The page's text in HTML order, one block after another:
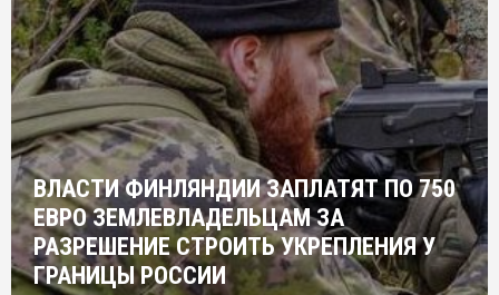
ВЛАСТИ ФИНЛЯНДИИ ЗАПЛАТЯТ ПО 750
ЕВРО ЗЕМЛЕВЛАДЕЛЬЦАМ ЗА
РАЗРЕШЕНИЕ СТРОИТЬ УКРЕПЛЕНИЯ У
ГРАНИЦЫ РОССИИ